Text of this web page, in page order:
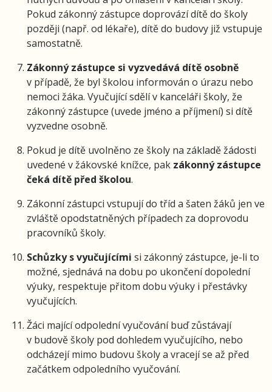
Pokud zákonný zástupce doprovází dítě do školy
později (např. od lékaře), dítě do budovy již vstupuje
samostatně.
Zákonný zástupce si vyzvedává dítě osobně
v případě, že byl školou informován o úrazu nebo
nemoci žáka. Vyučující sdělí v kanceláři školy, že
zákonný zástupce (uvede jméno a příjmení) si dítě
vyzvedne osobně.
Pokud je dítě uvolněno ze školy na základě žádosti
uvedené v žákovské knížce, pak zákonný zástupce
čeká dítě před školou.
Zákonní zástupci vstupují do tříd a šaten žáků jen ve
zvláště opodstatněných případech za doprovodu
pracovníků školy.
Schůzky s vyučujícími si zákonný zástupce, je-li to
možné, sjednává na dobu po ukončení dopolední
výuky, respektuje přitom dobu výuky i přestávky
vyučujících.
Žáci mající odpolední vyučování buď zůstávají
v budově školy pod dohledem vyučujícího, nebo
odcházejí mimo budovu školy a vracejí se až před
začátkem odpoledního vyučování.